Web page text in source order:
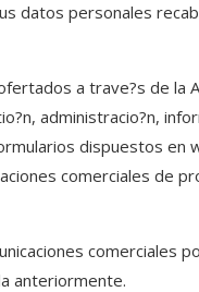
datos personales
a trave?s de la
administracio?n,
dispuestos en
comerciales de
comerciales
anteriormente.